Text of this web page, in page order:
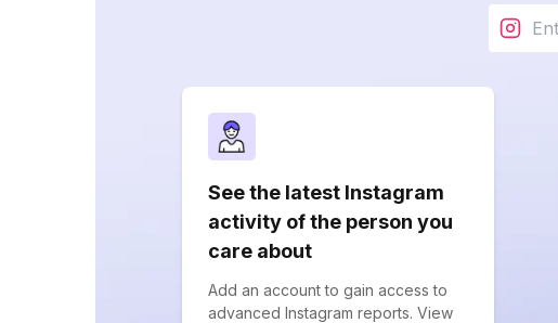
See the latest Instagram
activity of the person you
care about
Add an account to gain access to
advanced Instagram reports. View